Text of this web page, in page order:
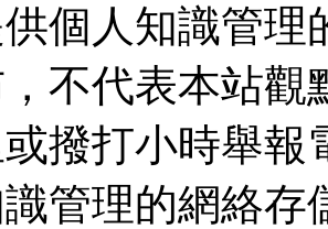
個人知識管理
不代表本站
撥打小時舉報
管理的網絡存